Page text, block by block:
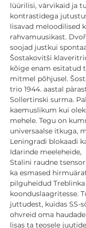
lüürilisi, värvikaid ja
kontrastidega
lisavad meloodilised
rahvamuusikast.
soojad justkui
Šostakovitši
kõige enam esitatud
mitmel põhjusel.
trio 1944. aastal
Sollertinski surma.
kaemuslikum kui
mehele. Tegu on
universaalse itkuga,
Leningradi blokaadi
Idarinde meeleheide,
Stalini raudne
ka esmased
pilguheidud
koonduslaagritesse.
juttudest, kuidas SS-
ohvreid oma
lisas ta teosele